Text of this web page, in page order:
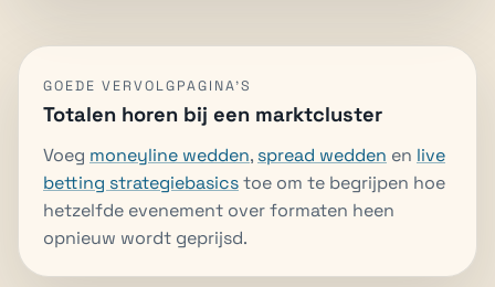
GOEDE VERVOLGPAGINA'S
Totalen horen bij een marktcluster
Voeg moneyline wedden, spread wedden en live
betting strategiebasicstoe om te begrijpen hoe
hetzelfde evenement over formaten heen
opnieuw wordt geprijsd.